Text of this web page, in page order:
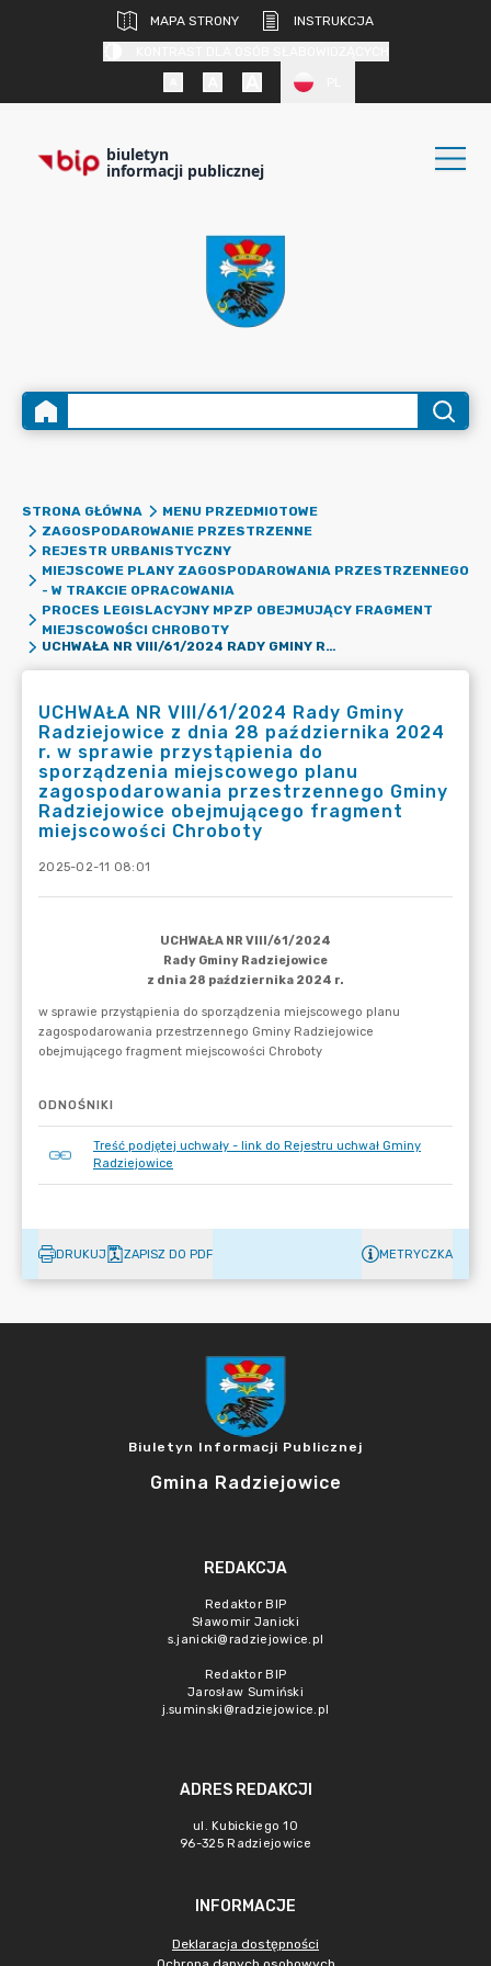
MAPA STRONY
INSTRUKCJA
biuletyn
informacji publicznej
STRONA GŁÓWNA
MENU PRZEDMIOTOWE
ZAGOSPODAROWANIE PRZESTRZENNE
REJESTR URBANISTYCZNY
MIEJSCOWE PLANY ZAGOSPODAROWANIA PRZESTRZENNEGO
- W TRAKCIE OPRACOWANIA
PROCES LEGISLACYJNY MPZP OBEJMUJĄCY FRAGMENT
MIEJSCOWOŚCI CHROBOTY
UCHWAŁA NR VIII/61/2024 RADY GMINY RADZIEJOWICE Z DNIA 28 PAŹDZIERNIKA 2024 R. W SPRAWIE PRZYSTĄPIENIA DO SPORZĄDZENIA MIEJSCOWEGO PLANU ZAGOSPODAROWANIA PRZESTRZENNEGO GMINY RADZIEJOWICE OBEJMUJĄCEGO FRAGMENT MIEJSCOWOŚCI CHROBOTY
UCHWAŁA NR VIII/61/2024 Rady Gminy
Radziejowice z dnia 28 października 2024
r. w sprawie przystąpienia do
sporządzenia miejscowego planu
zagospodarowania przestrzennego Gminy
Radziejowice obejmującego fragment
miejscowości Chroboty
2025-02-11 08:01
ODNOŚNIKI
Treść podjętej uchwały - link do Rejestru uchwał Gminy
Radziejowice
DRUKUJ ZAPISZ DO PDF METRYCZKA
Biuletyn Informacji Publicznej
Gmina Radziejowice
REDAKCJA
Redaktor BIP
Sławomir Janicki
s.janicki@radziejowice.pl
Redaktor BIP
Jarosław Sumiński
j.suminski@radziejowice.pl
ADRES REDAKCJI
ul. Kubickiego 10
96-325 Radziejowice
INFORMACJE
Deklaracja dostępności